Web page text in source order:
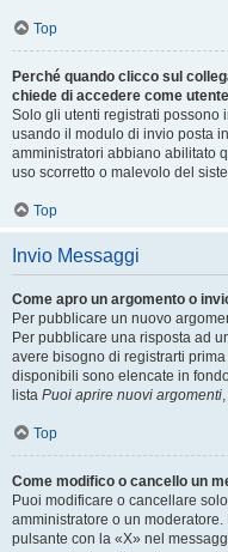
Top
Perché quando clicco sul
chiede di accedere come
Solo gli utenti registrati possono
usando il modulo di invio posta
amministratori abbiano abilitato
uso scorretto o malevolo del
Top
Invio Messaggi
Come apro un argomento o
Per pubblicare un nuovo
Per pubblicare una risposta ad
avere bisogno di registrarti
disponibili sono elencate in
lista Puoi aprire nuovi argomenti,
Top
Come modifico o cancello un
Puoi modificare o cancellare
amministratore o un
pulsante con la «X» nel